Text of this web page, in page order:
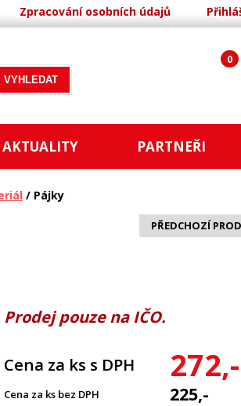
Zpracování osobních údajů
0
AKTUALITY PARTNEŘI
/ Pájky
PŘEDCHOZÍ
Prodej pouze na IČO.
Cena za ks s DPH 272,-
Cena za ks bez DPH 225,-